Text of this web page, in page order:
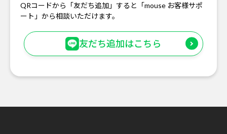
QRコードから「友だち追加」すると「mouse お客様サポ
ート」から相談いただけます。
友だち追加はこちら